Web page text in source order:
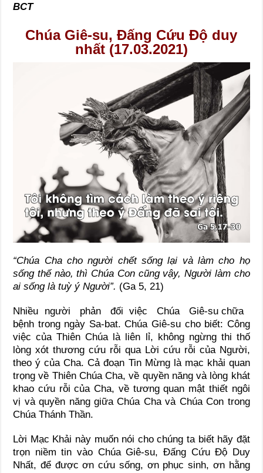
BCT
Chúa Giê-su, Đấng Cứu Độ duy
nhất (17.03.2021)
“Chúa Cha cho người chết sống lại và làm cho họ
sống thế nào, thì Chúa Con cũng vậy, Người làm cho
ai sống là tuỳ ý Người”. (Ga 5, 21)
Nhiều người phản đối việc Chúa Giê-su chữa
bệnh trong ngày Sa-bat. Chúa Giê-su cho biết: Công
việc của Thiên Chúa là liên lỉ, không ngừng thi thố
lòng xót thương cứu rỗi qua Lời cứu rỗi của Người,
theo ý của Cha. Cả đoạn Tin Mừng là mạc khải quan
trọng về Thiên Chúa Cha, về quyền năng và lòng khát
khao cứu rỗi của Cha, về tương quan mật thiết ngôi
vị và quyền năng giữa Chúa Cha và Chúa Con trong
Chúa Thánh Thần.
Lời Mạc Khải này muốn nói cho chúng ta biết hãy đặt
trọn niềm tin vào Chúa Giê-su, Đấng Cứu Độ Duy
Nhất, để được ơn cứu sống, ơn phục sinh, ơn hằng